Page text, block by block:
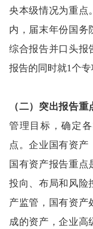
央本级情况为重点
内，届末年份国务
综合报告并口头报
报告的同时就1个专
（二）突出报告重
管理目标，确定
点。企业国有资产
国有资产报告重点
投向、布局和风险
产监管，国有资产
成的资产，企业高